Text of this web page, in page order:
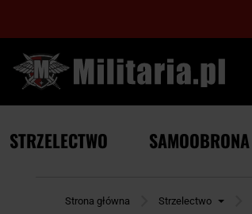
STRZELECTWO SAMOOBRONA
Strona główna Strzelectwo